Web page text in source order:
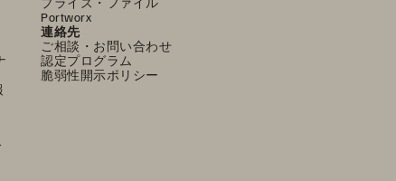
Portworx
連絡先
ご相談・お問い合わせ
認定プログラム
脆弱性開示ポリシー